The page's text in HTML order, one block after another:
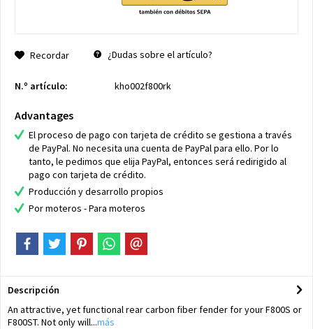
Recordar ¿Dudas sobre el artículo?
N.º artículo: kho002f800rk
Advantages
El proceso de pago con tarjeta de crédito se gestiona a través
de PayPal. No necesita una cuenta de PayPal para ello. Por lo
tanto, le pedimos que elija PayPal, entonces será redirigido al
pago con tarjeta de crédito.
Producción y desarrollo propios
Por moteros - Para moteros
Descripción
An attractive, yet functional rear carbon fiber fender for your F800S or
F800ST. Not only will...más